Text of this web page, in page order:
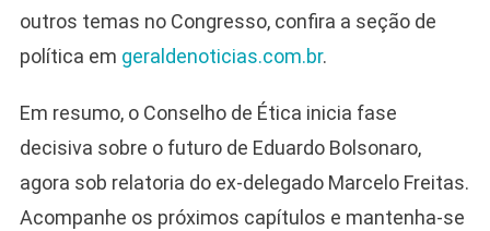
outros temas no Congresso, confira a seção de
política em geraldenoticias.com.br.
Em resumo, o Conselho de Ética inicia fase
decisiva sobre o futuro de Eduardo Bolsonaro,
agora sob relatoria do ex-delegado Marcelo Freitas.
Acompanhe os próximos capítulos e mantenha-se